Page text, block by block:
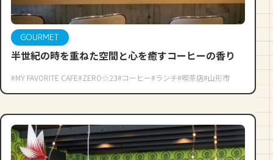
GOURMET
半世紀の時を重ねた空間と心を癒すコーヒーの香り
#MY FAVORITE CAFE#ZERO☆23#コーヒー#ランチ#喫茶店#山形市